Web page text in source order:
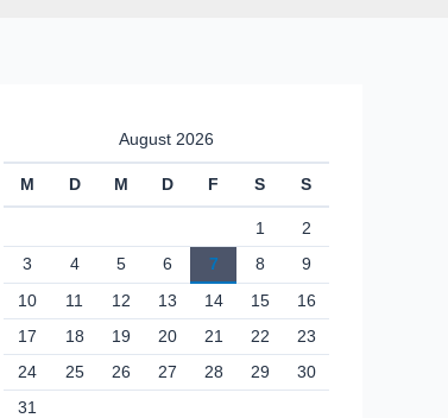
August 2026
M D M D F S S
1
2
3
4 5 6 7 8
9
10
11 12 13 14 15
16
17
18 19 20 21 22
23
24
25 26 27 28 29
30
31